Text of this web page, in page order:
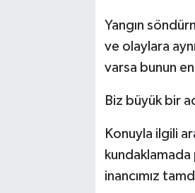
Yangın
ve olaylara
varsa bunun
Biz büyük bir
Konuyla ilgili
kundaklamada
inancımız